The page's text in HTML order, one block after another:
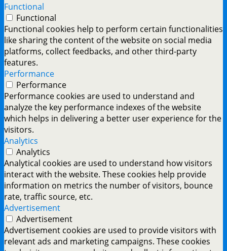
Functional
Functional
Functional cookies help to perform certain functionalities
like sharing the content of the website on social media
platforms, collect feedbacks, and other third-party
features.
Performance
Performance
Performance cookies are used to understand and
analyze the key performance indexes of the website
which helps in delivering a better user experience for the
visitors.
Analytics
Analytics
Analytical cookies are used to understand how visitors
interact with the website. These cookies help provide
information on metrics the number of visitors, bounce
rate, traffic source, etc.
Advertisement
Advertisement
Advertisement cookies are used to provide visitors with
relevant ads and marketing campaigns. These cookies